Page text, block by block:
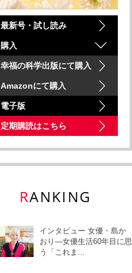
最新号・試し読み
購入
幸福の科学出版にて購入
Amazonにて購入
電子版
定期購読はこちら
RANKING
インタビュー 女優・島か
おり―女優生活60年目に思
う「これま...